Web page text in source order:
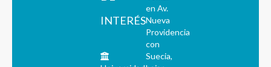
INTERÉS
en Av.
Nueva
Providencia
con
Suecia,